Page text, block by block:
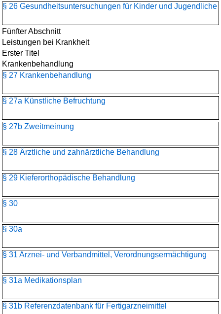
§ 26 Gesundheitsuntersuchungen für Kinder und Jugendliche
Fünfter Abschnitt
Leistungen bei Krankheit
Erster Titel
Krankenbehandlung
§ 27 Krankenbehandlung
§ 27a Künstliche Befruchtung
§ 27b Zweitmeinung
§ 28 Ärztliche und zahnärztliche Behandlung
§ 29 Kieferorthopädische Behandlung
§ 30
§ 30a
§ 31 Arznei- und Verbandmittel, Verordnungsermächtigung
§ 31a Medikationsplan
§ 31b Referenzdatenbank für Fertigarzneimittel